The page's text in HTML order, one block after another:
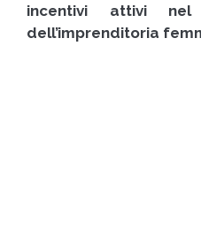
incentivi attivi
dell’imprenditoria